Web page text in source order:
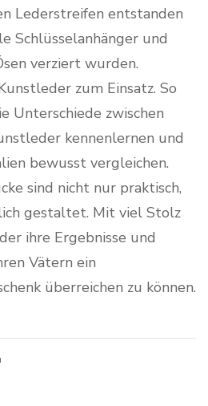
Lederstreifen entstanden
Schlüsselanhänger und
verziert wurden.
zum Einsatz. So
Unterschiede zwischen
kennenlernen und
bewusst vergleichen.
sind nicht nur praktisch,
gestaltet. Mit viel Stolz
ihre Ergebnisse und
Vätern ein
überreichen zu können.